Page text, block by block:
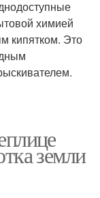
химией
кипятком. Это
земли